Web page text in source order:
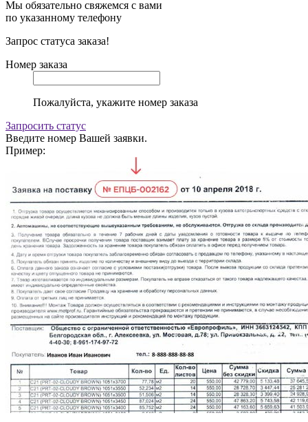
Мы обязательно свяжемся с вами
по указанному телефону
Запрос статуса заказа!
Номер заказа
Пожалуйста, укажите номер заказа
Запросить статус
Введите номер Вашей заявки.
Пример: